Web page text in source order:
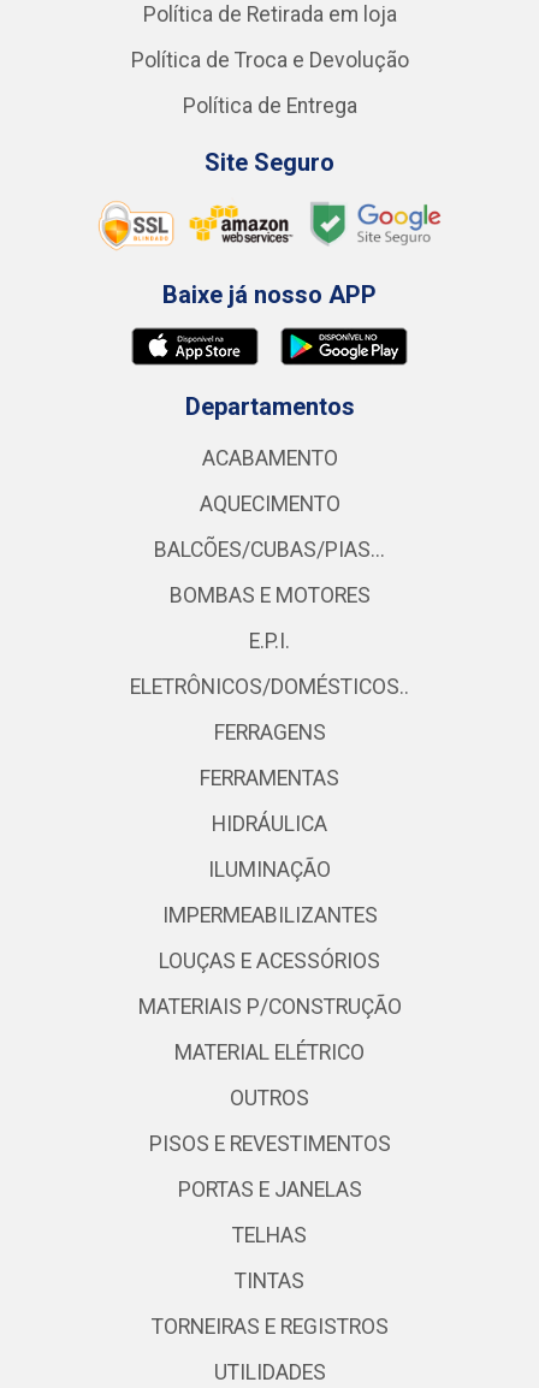
Política de Retirada em loja
Política de Troca e Devolução
Política de Entrega
Site Seguro
Baixe já nosso APP
Departamentos
ACABAMENTO
AQUECIMENTO
BALCÕES/CUBAS/PIAS...
BOMBAS E MOTORES
E.P.I.
ELETRÔNICOS/DOMÉSTICOS..
FERRAGENS
FERRAMENTAS
HIDRÁULICA
ILUMINAÇÃO
IMPERMEABILIZANTES
LOUÇAS E ACESSÓRIOS
MATERIAIS P/CONSTRUÇÃO
MATERIAL ELÉTRICO
OUTROS
PISOS E REVESTIMENTOS
PORTAS E JANELAS
TELHAS
TINTAS
TORNEIRAS E REGISTROS
UTILIDADES